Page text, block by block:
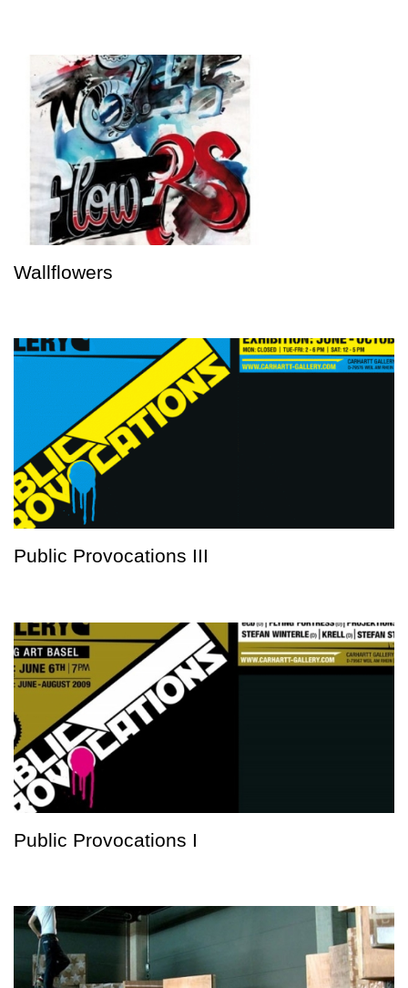
Wallflowers
Public Provocations III
Public Provocations I